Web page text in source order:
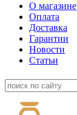
О магазине
Оплата
Доставка
Гарантии
Новости
Статьи